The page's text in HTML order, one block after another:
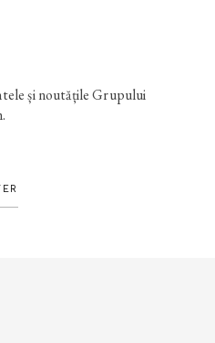
și noutățile Grupului